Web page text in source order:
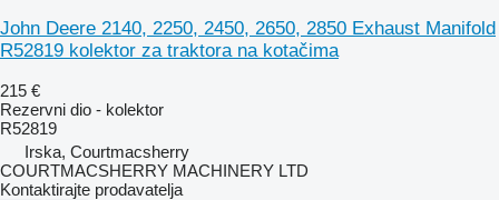
John Deere 2140, 2250, 2450, 2650, 2850 Exhaust Manifold
R52819 kolektor za traktora na kotačima
215 €
Rezervni dio - kolektor
R52819
Irska, Courtmacsherry
COURTMACSHERRY MACHINERY LTD
Kontaktirajte prodavatelja